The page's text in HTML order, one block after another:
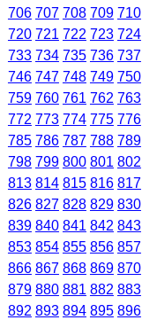
706 707 708 709 710
720 721 722 723 724
733 734 735 736 737
746 747 748 749 750
759 760 761 762 763
772 773 774 775 776
785 786 787 788 789
798 799 800 801 802
813 814 815 816 817
826 827 828 829 830
839 840 841 842 843
853 854 855 856 857
866 867 868 869 870
879 880 881 882 883
892 893 894 895 896